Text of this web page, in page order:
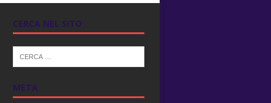
CERCA NEL SITO
META